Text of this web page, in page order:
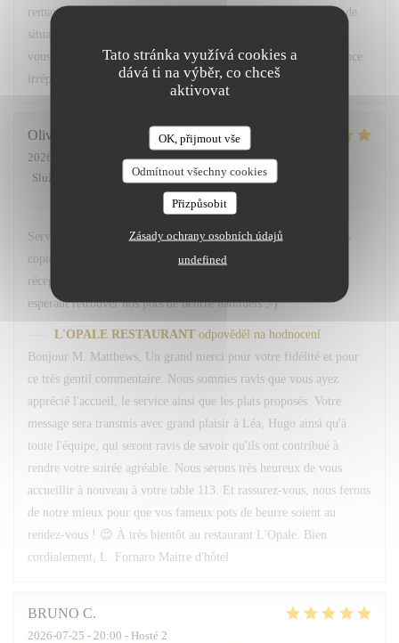
Tato stránka využívá cookies a
dává ti na výběr, co chceš
aktivovat
OK, přijmout vše
Odmítnout všechny cookies
Přizpůsobit
Zásady ochrany osobních údajů
undefined
remarques ont été partagées avec notre équipe afin que ce type de
situation ne se reproduise pas. Nous espérons avoir le plaisir de
vous accueillir très prochainement pour vous offrir une expérience
irréprochable. Bien cordialement, L. Fornaro Maitre d'hôtel
Olivier
2026-07-28
- 20:00 - Hosté 2
Služba
Atmosféra: 5/5 Kuchyně: 5/5 Kvalita / Cena
Service avenant et personnel souriant. Plats simples choisis mais
copieux. Merci Léa pour le service. Merci a hugo au bar et
réception. Nous reviendrons comme d habitude A la 113. En
espérant retrouver nos pots de beurre habituels ;-)
L'OPALE RESTAURANT odpověděl na hodnocení
Bonjour M. Matthews, Un grand merci pour votre fidélité et pour
ce très gentil commentaire. Nous sommes ravis que vous ayez
apprécié l'accueil, le service ainsi que les plats proposés. Votre
message sera transmis avec grand plaisir à Léa, Hugo ainsi qu'à
toute l'équipe, qui seront ravis de savoir qu'ils ont contribué à
rendre votre soirée agréable. Nous serons très heureux de vous
accueillir à nouveau à votre table 113. Et rassurez-vous, nous ferons
de notre mieux pour que vos fameux pots de beurre soient au
rendez-vous ! 😉 À très bientôt au restaurant L'Opale. Bien
cordialement, L. Fornaro Maitre d'hôtel
BRUNO C
2026-07-25 - 20:00 - Hosté 2